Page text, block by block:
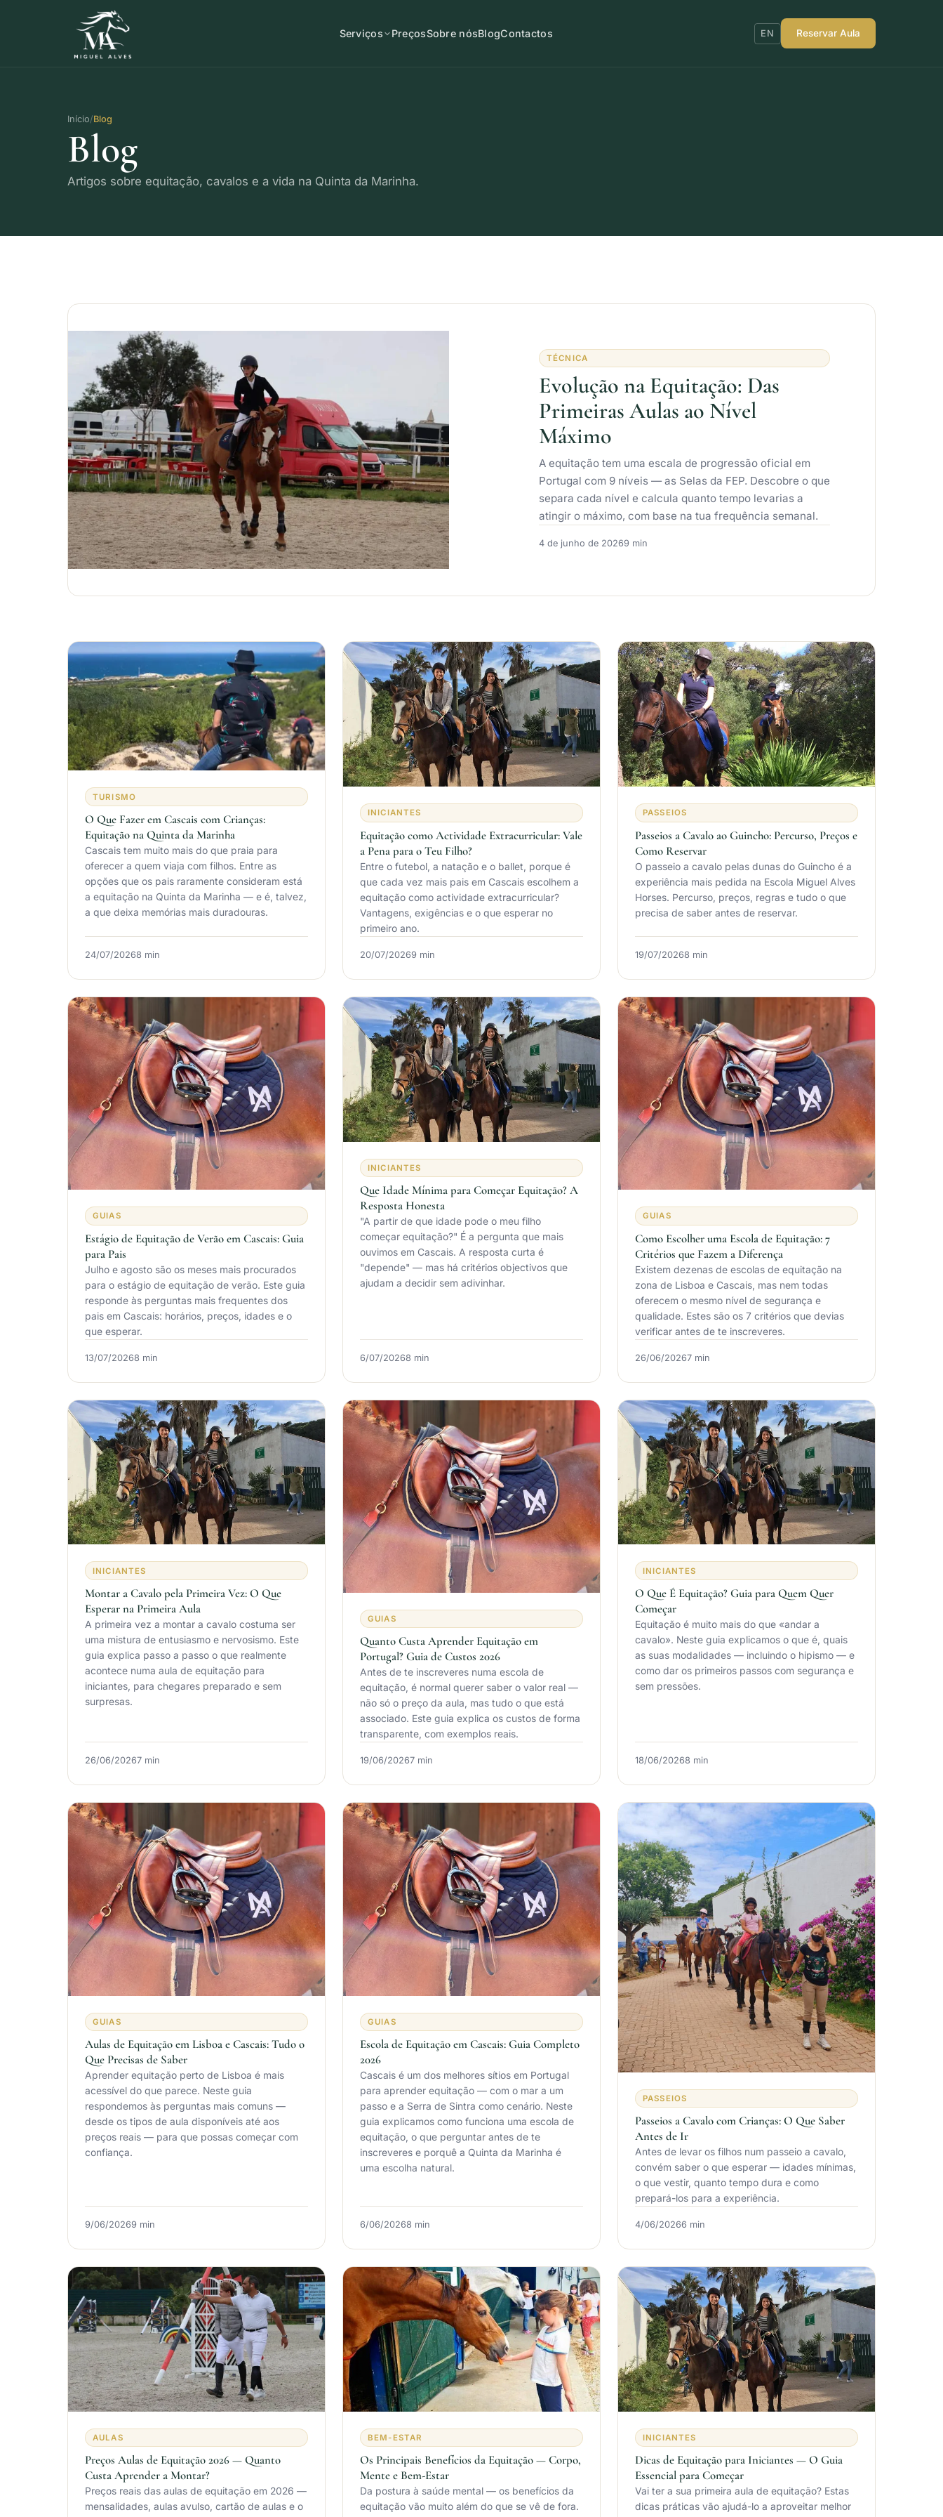
Serviços PreçosSobre nósBlogContactos EN Reservar Aula
Início Blog
Blog
Artigos sobre equitação, cavalos e a vida na Quinta da Marinha.
TÉCNICA
Evolução na Equitação: Das
Primeiras Aulas ao Nível
Máximo
A equitação tem uma escala de progressão oficial em
Portugal com 9 níveis — as Selas da FEP. Descobre o que
separa cada nível e calcula quanto tempo levarias a
atingir o máximo, com base na tua frequência semanal.
4 de junho de 20269 min
TURISMO
O Que Fazer em Cascais com Crianças:
Equitação na Quinta da Marinha
Cascais tem muito mais do que praia para
oferecer a quem viaja com filhos. Entre as
opções que os pais raramente consideram está
a equitação na Quinta da Marinha — e é, talvez,
a que deixa memórias mais duradouras.
24/07/20268 min
INICIANTES
Equitação como Actividade Extracurricular: Vale
a Pena para o Teu Filho?
Entre o futebol, a natação e o ballet, porque é
que cada vez mais pais em Cascais escolhem a
equitação como actividade extracurricular?
Vantagens, exigências e o que esperar no
primeiro ano.
20/07/20269 min
PASSEIOS
Passeios a Cavalo ao Guincho: Percurso, Preços e
Como Reservar
O passeio a cavalo pelas dunas do Guincho é a
experiência mais pedida na Escola Miguel Alves
Horses. Percurso, preços, regras e tudo o que
precisa de saber antes de reservar.
19/07/20268 min
GUIAS
Estágio de Equitação de Verão em Cascais: Guia
para Pais
Julho e agosto são os meses mais procurados
para o estágio de equitação de verão. Este guia
responde às perguntas mais frequentes dos
pais em Cascais: horários, preços, idades e o
que esperar.
13/07/20268 min
INICIANTES
Que Idade Mínima para Começar Equitação? A
Resposta Honesta
"A partir de que idade pode o meu filho
começar equitação?" É a pergunta que mais
ouvimos em Cascais. A resposta curta é
"depende" — mas há critérios objectivos que
ajudam a decidir sem adivinhar.
6/07/20268 min
GUIAS
Como Escolher uma Escola de Equitação: 7
Critérios que Fazem a Diferença
Existem dezenas de escolas de equitação na
zona de Lisboa e Cascais, mas nem todas
oferecem o mesmo nível de segurança e
qualidade. Estes são os 7 critérios que devias
verificar antes de te inscreveres.
26/06/20267 min
INICIANTES
Montar a Cavalo pela Primeira Vez: O Que
Esperar na Primeira Aula
A primeira vez a montar a cavalo costuma ser
uma mistura de entusiasmo e nervosismo. Este
guia explica passo a passo o que realmente
acontece numa aula de equitação para
iniciantes, para chegares preparado e sem
surpresas.
26/06/20267 min
GUIAS
Quanto Custa Aprender Equitação em
Portugal? Guia de Custos 2026
Antes de te inscreveres numa escola de
equitação, é normal querer saber o valor real —
não só o preço da aula, mas tudo o que está
associado. Este guia explica os custos de forma
transparente, com exemplos reais.
19/06/20267 min
INICIANTES
O Que É Equitação? Guia para Quem Quer
Começar
Equitação é muito mais do que «andar a
cavalo». Neste guia explicamos o que é, quais
as suas modalidades — incluindo o hipismo — e
como dar os primeiros passos com segurança e
sem pressões.
18/06/20268 min
GUIAS
Aulas de Equitação em Lisboa e Cascais: Tudo o
Que Precisas de Saber
Aprender equitação perto de Lisboa é mais
acessível do que parece. Neste guia
respondemos às perguntas mais comuns —
desde os tipos de aula disponíveis até aos
preços reais — para que possas começar com
confiança.
9/06/20269 min
GUIAS
Escola de Equitação em Cascais: Guia Completo
2026
Cascais é um dos melhores sítios em Portugal
para aprender equitação — com o mar a um
passo e a Serra de Sintra como cenário. Neste
guia explicamos como funciona uma escola de
equitação, o que perguntar antes de te
inscreveres e porquê a Quinta da Marinha é
uma escolha natural.
6/06/20268 min
PASSEIOS
Passeios a Cavalo com Crianças: O Que Saber
Antes de Ir
Antes de levar os filhos num passeio a cavalo,
convém saber o que esperar — idades mínimas,
o que vestir, quanto tempo dura e como
prepará-los para a experiência.
4/06/20266 min
AULAS
Preços Aulas de Equitação 2026 — Quanto
Custa Aprender a Montar?
Preços reais das aulas de equitação em 2026 —
mensalidades, aulas avulso, cartão de aulas e o
BEM-ESTAR
Os Principais Benefícios da Equitação — Corpo,
Mente e Bem-Estar
Da postura à saúde mental — os benefícios da
equitação vão muito além do que se vê de fora.
INICIANTES
Dicas de Equitação para Iniciantes — O Guia
Essencial para Começar
Vai ter a sua primeira aula de equitação? Estas
dicas práticas vão ajudá-lo a aproveitar melhor